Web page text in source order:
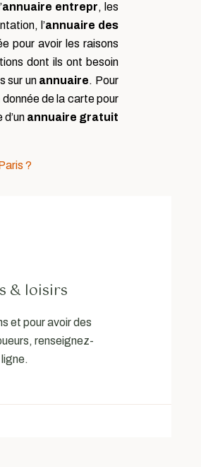
annuaire entrepr, les
l’annuaire des
pour avoir les raisons
dont ils ont besoin
sur un annuaire. Pour
de la carte pour
annuaire gratuit
?
& loisirs
et pour avoir des
renseignez-